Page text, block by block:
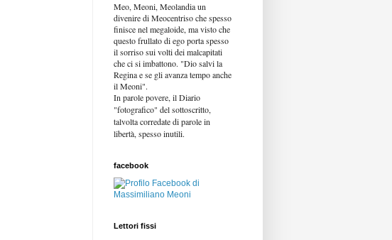
Meo, Meoni, Meolandia un
divenire di Meocentriso che spesso
finisce nel megaloide, ma visto che
questo frullato di ego porta spesso
il sorriso sui volti dei malcapitati
che ci si imbattono. "Dio salvi la
Regina e se gli avanza tempo anche
il Meoni".
In parole povere, il Diario
"fotografico" del sottoscritto,
talvolta corredate di parole in
libertà, spesso inutili.
facebook
Lettori fissi